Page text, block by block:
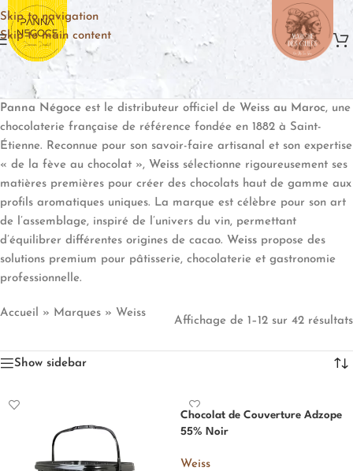
Skip to navigation
Skip to main content
Panna Négoce est le distributeur officiel de Weiss au Maroc, une
chocolaterie française de référence fondée en 1882 à Saint-
Étienne. Reconnue pour son savoir-faire artisanal et son expertise
« de la fève au chocolat », Weiss sélectionne rigoureusement ses
matières premières pour créer des chocolats haut de gamme aux
profils aromatiques uniques. La marque est célèbre pour son art
de l’assemblage, inspiré de l’univers du vin, permettant
d’équilibrer différentes origines de cacao. Weiss propose des
solutions premium pour pâtisserie, chocolaterie et gastronomie
professionnelle.
Accueil » Marques » Weiss
Affichage de 1–12 sur 42 résultats
Show sidebar
Chocolat de Couverture Adzope
55% Noir
Weiss